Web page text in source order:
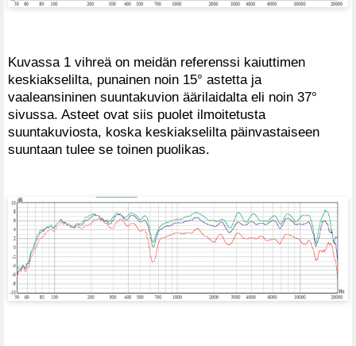
Kuvassa 1 vihreä on meidän referenssi kaiuttimen
keskiakselilta, punainen noin 15° astetta ja
vaaleansininen suuntakuvion äärilaidalta eli noin 37°
sivussa. Asteet ovat siis puolet ilmoitetusta
suuntakuviosta, koska keskiakselilta päinvastaiseen
suuntaan tulee se toinen puolikas.